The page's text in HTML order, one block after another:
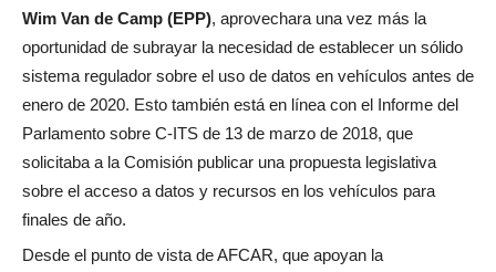
Wim Van de Camp (EPP), aprovechara una vez más la
oportunidad de subrayar la necesidad de establecer un sólido
sistema regulador sobre el uso de datos en vehículos antes de
enero de 2020. Esto también está en línea con el Informe del
Parlamento sobre C-ITS de 13 de marzo de 2018, que
solicitaba a la Comisión publicar una propuesta legislativa
sobre el acceso a datos y recursos en los vehículos para
finales de año.
Desde el punto de vista de AFCAR, que apoyan la